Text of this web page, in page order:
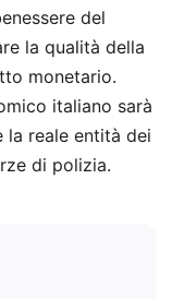
del
la qualità della
monetario.
italiano sarà
la reale entità dei
di polizia.